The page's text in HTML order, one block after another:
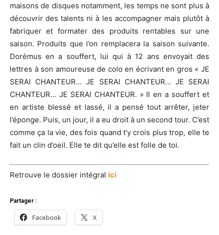
maisons de disques notamment, les temps ne sont plus à
découvrir des talents ni à les accompagner mais plutôt à
fabriquer et formater des produits rentables sur une
saison. Produits que l’on remplacera la saison suivante.
Dorémus en a souffert, lui qui à 12 ans envoyait des
lettres à son amoureuse de colo en écrivant en gros « JE
SERAI CHANTEUR… JE SERAI CHANTEUR… JE SERAI
CHANTEUR… JE SERAI CHANTEUR. » Il en a souffert et
en artiste blessé et lassé, il a pensé tout arrêter, jeter
l’éponge. Puis, un jour, il a eu droit à un second tour. C’est
comme ça la vie, des fois quand t’y crois plus trop, elle te
fait un clin d’oeil. Elle te dit qu’elle est folle de toi.
Retrouve le dossier intégral ici
Partager :
Facebook X